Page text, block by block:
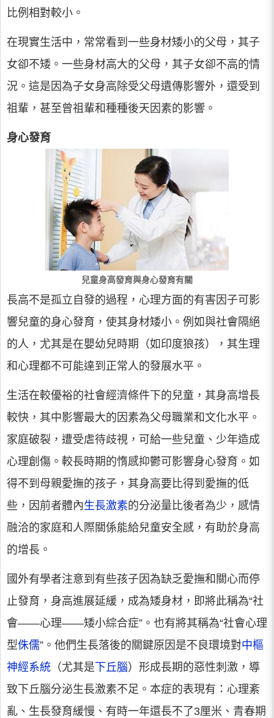
比例相對較小。
在現實生活中，常常看到一些身材矮小的父母，其子
女卻不矮。一些身材高大的父母，其子女卻不高的情
況。這是因為子女身高除受父母遺傳影響外，還受到
祖輩，甚至曾祖輩和種種後天因素的影響。
身心發育
兒童身高發育與身心發育有關
長高不是孤立自發的過程，心理方面的有害因子可影
響兒童的身心發育，使其身材矮小。例如與社會隔絕
的人，尤其是在嬰幼兒時期（如印度狼孩），其生理
和心理都不可能達到正常人的發展水平。
生活在較優裕的社會經濟條件下的兒童，其身高增長
較快，其中影響最大的因素為父母職業和文化水平。
家庭破裂，遭受虐待歧視，可給一些兒童、少年造成
心理創傷。較長時期的惰感抑鬱可影響身心發育。如
得不到母親愛撫的孩子，其身高要比得到愛撫的低
些，因前者體內生長激素的分泌量比後者為少，感情
融洽的家庭和人際關係能給兒童安全感，有助於身高
的增長。
國外有學者注意到有些孩子因為缺乏愛撫和關心而停
止發育，身高進展延緩，成為矮身材，即將此稱為“社
會——心理——矮小綜合症”。也有將其稱為“社會心理
型侏儒”。他們生長落後的關鍵原因是不良環境對中樞
神經系統 （尤其是 下丘腦）形成長期的惡性刺激，導
致下丘腦分泌生長激素不足。本症的表現有：心理紊
亂、生長發育緩慢、有時一年還長不了3厘米、青春期